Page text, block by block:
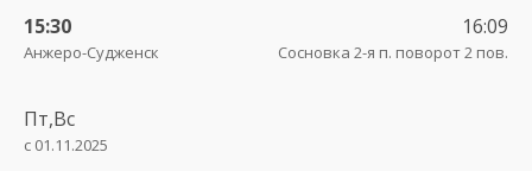
15:30
Анжеро-Судженск
16:09
Сосновка 2-я п. поворот 2 пов.
Пт,Вс
с 01.11.2025